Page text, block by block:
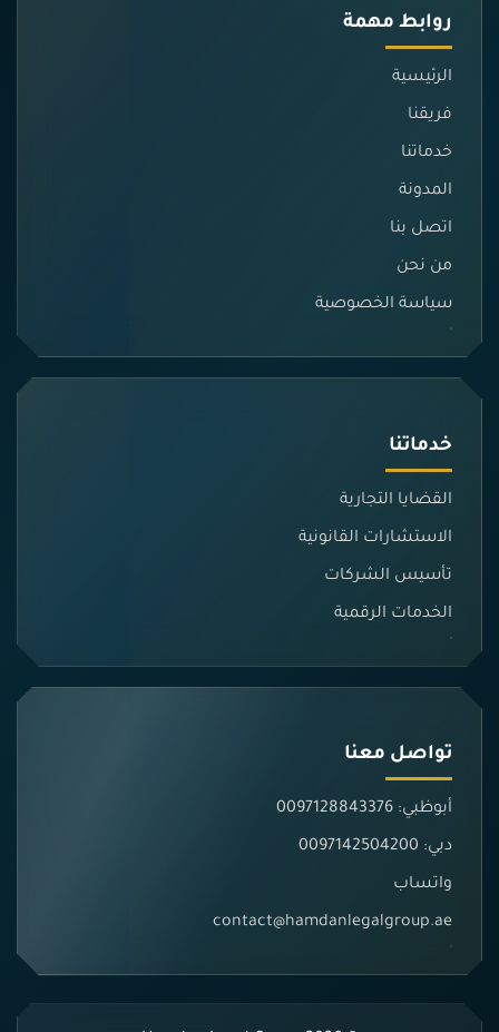
روابط مهمة
الرئيسية
فريقنا
خدماتنا
المدونة
اتصل بنا
من نحن
سياسة الخصوصية
خدماتنا
القضايا التجارية
الاستشارات القانونية
تأسيس الشركات
الخدمات الرقمية
تواصل معنا
أبوظبي: 0097128843376
دبي: 0097142504200
واتساب
contact@hamdanlegalgroup.ae